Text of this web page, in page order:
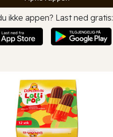
ikke appen? Last ned gratis: